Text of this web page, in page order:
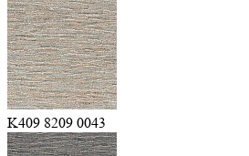
K409 8209 0043